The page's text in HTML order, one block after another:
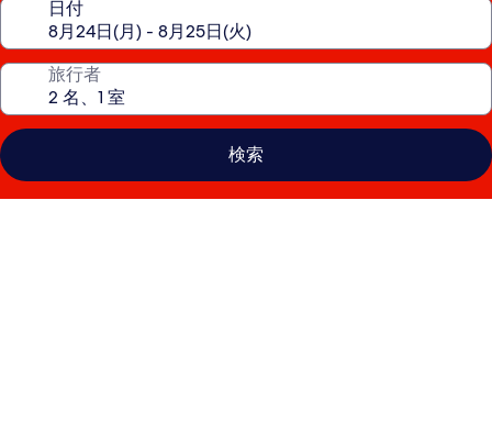
日付
旅行者
検索